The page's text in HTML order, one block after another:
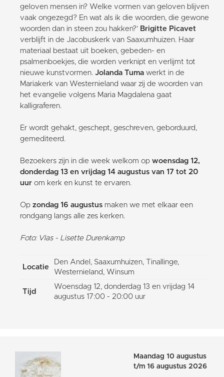
geloven mensen in? Welke vormen van geloven blijven
vaak ongezegd? En wat als ik die woorden, die gewone
woorden dan in steen zou hakken?’ Brigitte Picavet
verblijft in de Jacobuskerk van Saaxumhuizen. Haar
materiaal bestaat uit boeken, gebeden- en
psalmenboekjes, die worden verknipt en verlijmt tot
nieuwe kunstvormen. Jolanda Tuma werkt in de
Mariakerk van Westernieland waar zij de woorden van
het evangelie volgens Maria Magdalena gaat
kalligraferen.
Er wordt gehakt, geschept, geschreven, geborduurd,
gemediteerd.
Bezoekers zijn in die week welkom op woensdag 12,
donderdag 13 en vrijdag 14 augustus van 17 tot 20
uur om kerk en kunst te ervaren.
Op zondag 16 augustus maken we met elkaar een
rondgang langs alle zes kerken.
Foto: Vlas - Lisette Durenkamp
Locatie
Den Andel, Saaxumhuizen, Tinallinge,
Westernieland, Winsum
Tijd
Woensdag 12, donderdag 13 en vrijdag 14
augustus 17:00 - 20:00 uur
Maandag 10 augustus
t/m 16 augustus 2026